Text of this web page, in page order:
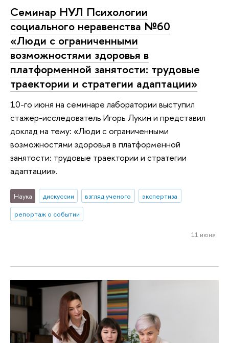
Семинар НУЛ Психологии
социального неравенства №60
«Люди с ограниченными
возможностями здоровья в
платформенной занятости: трудовые
траектории и стратегии адаптации»
10-го июня на семинаре лаборатории выступил
стажер-исследователь Игорь Лукин и представил
доклад на тему: «Люди с ограниченными
возможностями здоровья в платформенной
занятости: трудовые траектории и стратегии
адаптации».
Наука дискуссии взгляд ученого
экспертиза
репортаж о событии
11 июня